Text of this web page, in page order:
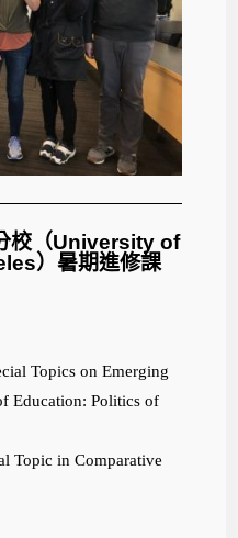
校（University of
）暑期進修課
Topics on Emerging
Education: Politics of
Topic in Comparative